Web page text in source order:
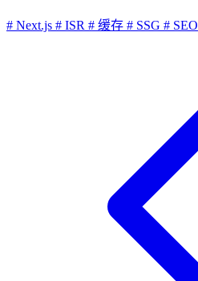
# Next.js # ISR # 缓存 # SSG # SEO